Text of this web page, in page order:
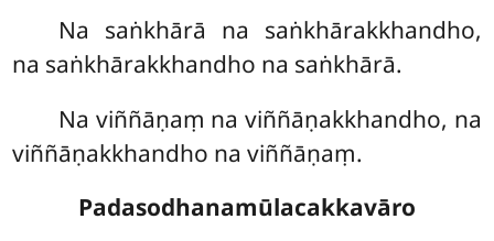
Na saṅkhārā na saṅkhārakkhandho,
na saṅkhārakkhandho na saṅkhārā.
Na viññāṇaṃ na viññāṇakkhandho, na
viññāṇakkhandho na viññāṇaṃ.
Padasodhanamūlacakkavāro